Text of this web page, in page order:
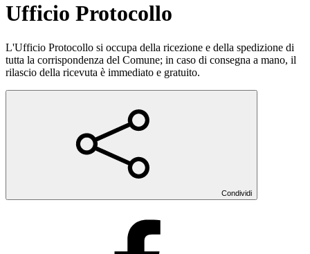
Ufficio Protocollo
L'Ufficio Protocollo si occupa della ricezione e della spedizione di
tutta la corrispondenza del Comune; in caso di consegna a mano, il
rilascio della ricevuta è immediato e gratuito.
Condividi